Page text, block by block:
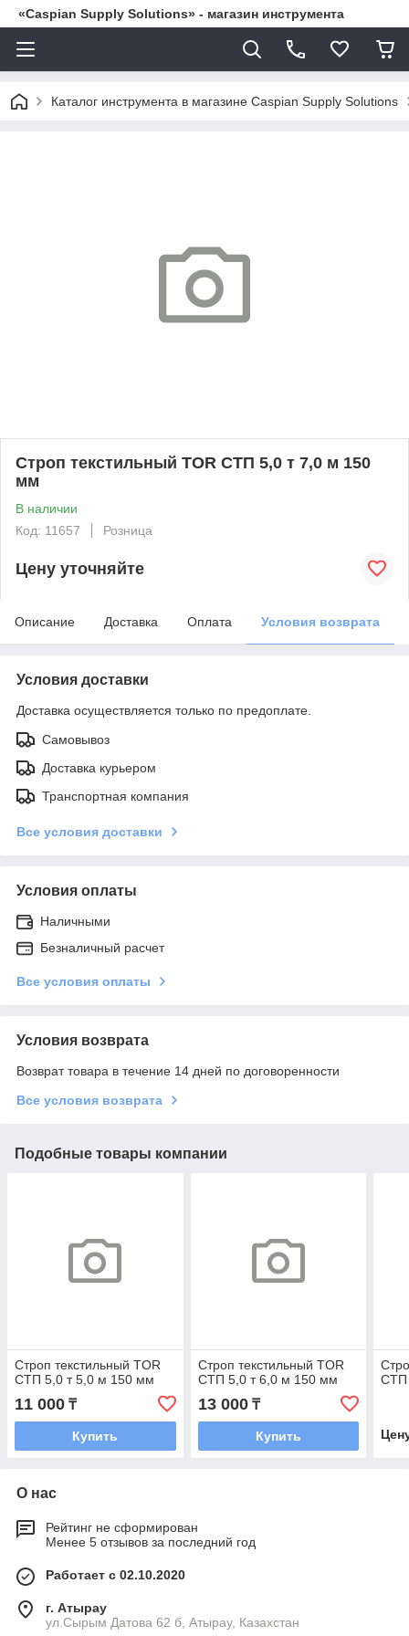
«Caspian Supply Solutions» - магазин инструмента
Каталог инструмента в магазине Caspian Supply Solutions
Строп текстильный TOR СТП 5,0 т 7,0 м 150
мм
В наличии
Код: 11657
Розница
Цену уточняйте
Описание Доставка Оплата Условия возврата
Условия доставки
Доставка осуществляется только по предоплате.
Самовывоз
Доставка курьером
Транспортная компания
Все условия доставки
Условия оплаты
Наличными
Безналичный расчет
Все условия оплаты
Условия возврата
Возврат товара в течение 14 дней по договоренности
Все условия возврата
Подобные товары компании
Строп текстильный TOR
СТП 5,0 т 5,0 м 150 мм
11 000 ₸
Купить
Строп текстильный TOR
СТП 5,0 т 6,0 м 150 мм
13 000₸
Купить
СТП
О нас
Рейтинг не сформирован
Менее 5 отзывов за последний год
Работает с 02.10.2020
г. Атырау
ул.Сырым Датова 62 б, Атырау, Казахстан